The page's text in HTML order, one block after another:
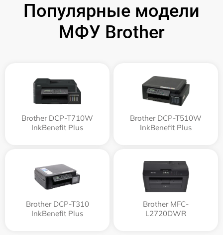
Популярные модели
МФУ Brother
Brother DCP-T710W
InkBenefit Plus
Brother DCP-T510W
InkBenefit Plus
Brother DCP-T310
InkBenefit Plus
Brother MFC-
L2720DWR